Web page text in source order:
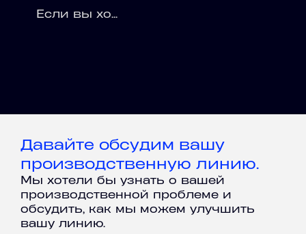
Если вы хо...
Давайте обсудим вашу
производственную линию.
Мы хотели бы узнать о вашей
производственной проблеме и
обсудить, как мы можем улучшить
вашу линию.